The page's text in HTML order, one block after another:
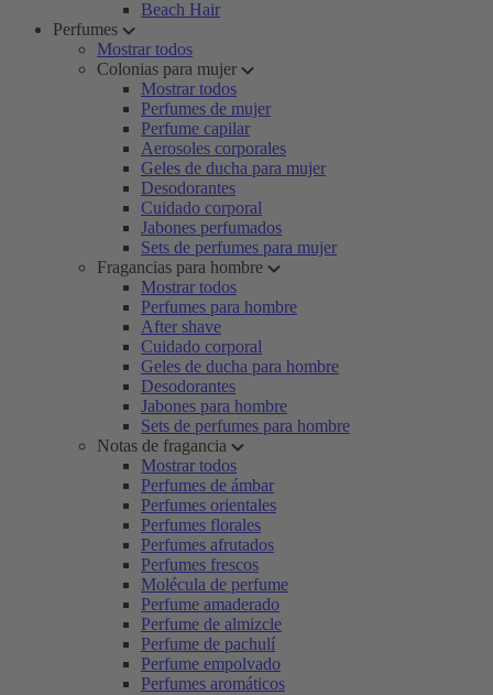
Beach Hair
Perfumes
Mostrar todos
Colonias para mujer
Mostrar todos
Perfumes de mujer
Perfume capilar
Aerosoles corporales
Geles de ducha para mujer
Desodorantes
Cuidado corporal
Jabones perfumados
Sets de perfumes para mujer
Fragancias para hombre
Mostrar todos
Perfumes para hombre
After shave
Cuidado corporal
Geles de ducha para hombre
Desodorantes
Jabones para hombre
Sets de perfumes para hombre
Notas de fragancia
Mostrar todos
Perfumes de ámbar
Perfumes orientales
Perfumes florales
Perfumes afrutados
Perfumes frescos
Molécula de perfume
Perfume amaderado
Perfume de almizcle
Perfume de pachulí
Perfume empolvado
Perfumes aromáticos